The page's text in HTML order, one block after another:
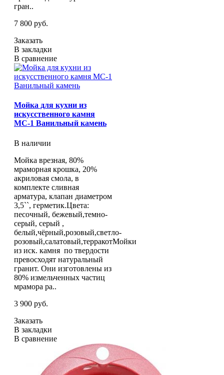
гран..
7 800 руб.
Заказать
В закладки
В сравнение
Мойка для кухни из
искусственного камня
МС-1 Ванильный камень
В наличии
Мойка врезная, 80%
мраморная крошка, 20%
акриловая смола, в
комплекте сливная
арматура, клапан диаметром
3,5``, герметик.Цвета:
песочный, бежевый,темно-
серый, серый ,
белый,чёрный,розовый,светло-
розовый,салатовый,терракотМойки
из иск. камня по твердости
превосходят натуральный
гранит. Они изготовлены из
80% измельченных частиц
мрамора ра..
3 900 руб.
Заказать
В закладки
В сравнение